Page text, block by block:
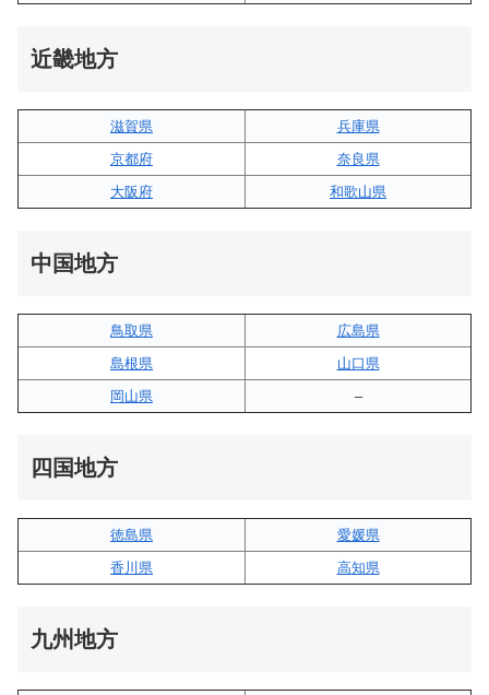
近畿地方
滋賀県
兵庫県
京都府
奈良県
大阪府
和歌山県
中国地方
鳥取県
広島県
島根県
山口県
岡山県
–
四国地方
徳島県
愛媛県
香川県
高知県
九州地方